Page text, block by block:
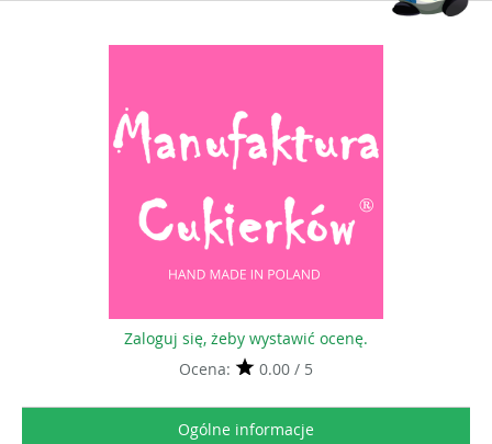
Zaloguj się, żeby wystawić ocenę.
Ocena:
0.00 / 5
Ogólne informacje